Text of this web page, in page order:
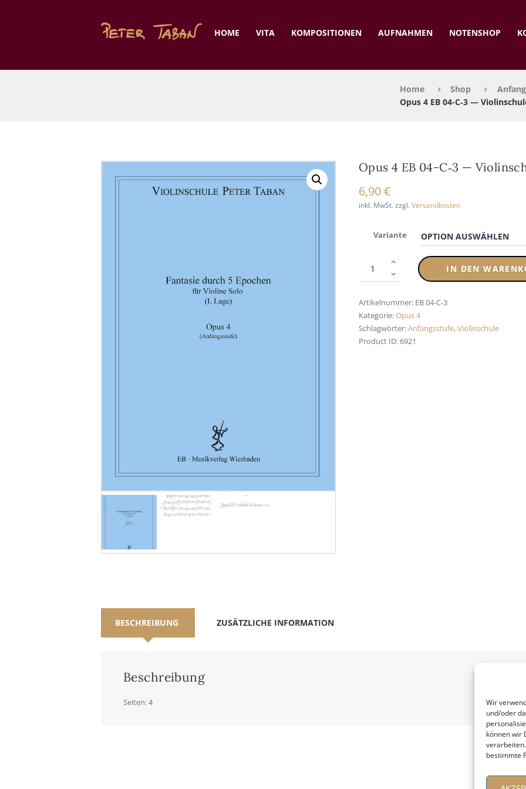
Wir
und/oder
können wir
bestimmte
HOME VITA KOM­PO­SI­TIO­NEN AUF­NAH­MEN NOTEN­SHOP
Home Shop
Opus 4 EB 04-C‑3 —
Opus 4 EB 04-C‑3 —
6,90€
inkl. MwSt. zzgl. Versandkosten
Variante
IN DEN
Artikelnummer: EB 04-C-3
Kategorie:Opus 4
Schlagwörter:Anfangsstufe,Violinschule
Product ID:6921
BESCHREIBUNG ZUSÄTZLICHE INFORMATION
Beschreibung
Sei­ten: 4